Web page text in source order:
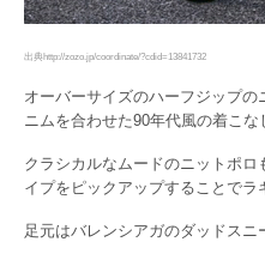
出典http://zozo.jp/coordinate/?cdid=13841732
オーバーサイズのハーフジップ
ニムを合わせた90年代風の着こな
クラシカルなムードのニットポ
イプをピックアップすることでラ
足元はバレンシアガのダッドスニ